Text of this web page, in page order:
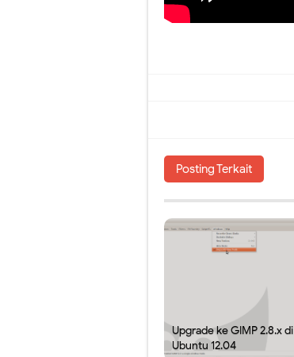
Posting Terkait
Upgrade ke GIMP 2.8.x di
Ubuntu 12.04